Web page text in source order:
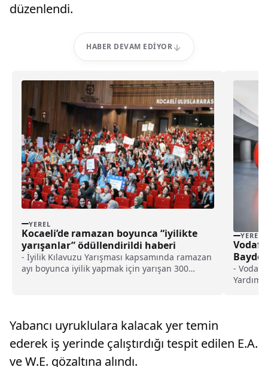
düzenlendi.
HABER DEVAM EDIYOR
YEREL
Kocaeli’de ramazan boyunca “iyilikte
yarışanlar” ödüllendirildi haberi
- İyilik Kılavuzu Yarışması kapsamında ramazan
ayı boyunca iyilik yapmak için yarışan 300
YEREL
oldu
-
Yabancı uyruklulara kalacak yer temin
ederek iş yerinde çalıştırdığı tespit edilen E.A.
ve W.E. gözaltına alındı.